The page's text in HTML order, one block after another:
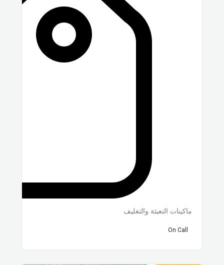
ماكينات التعبئة والتغليف
On Call